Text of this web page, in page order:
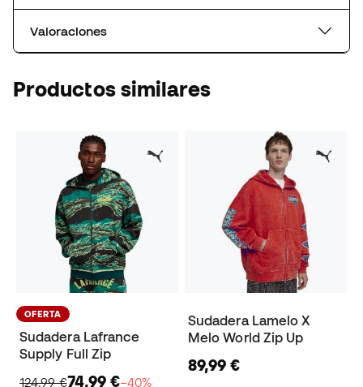
Valoraciones
Productos similares
OFERTA
Sudadera Lafrance
Supply Full Zip
124,99 €74,99 €−40%
Sudadera Lamelo X
Melo World Zip Up
89,99 €